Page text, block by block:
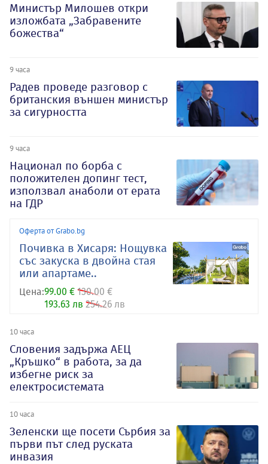
Министър Милошев откри
изложбата „Забравените
божества“
9 часа
Радев проведе разговор с
британския външен министър
за сигурността
9 часа
Национал по борба с
положителен допинг тест,
използвал анаболи от ерата
на ГДР
Оферта от Grabo.bg
Почивка в Хисаря: Нощувка
със закуска в двойна стая
или апартаме..
Цена:99.00 € 130.00 €
193.63 лв 254.26 лв
10 часа
Словения задържа АЕЦ
„Кръшко“ в работа, за да
избегне риск за
електросистемата
10 часа
Зеленски ще посети Сърбия за
първи път след руската
инвазия